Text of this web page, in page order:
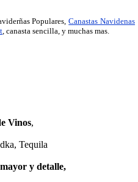
Populares,Canastas Navidenas
, canasta sencilla, y muchas mas.
Vinos,
Tequila
y detalle,